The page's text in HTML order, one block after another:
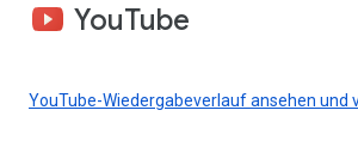
YouTube
YouTube-Wiedergabeverlauf ansehen und